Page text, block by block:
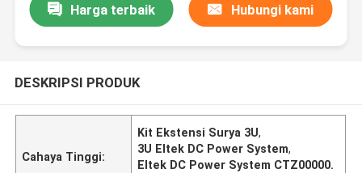
Harga terbaik Hubungi kami
DESKRIPSI PRODUK
Cahaya Tinggi:
Kit Ekstensi Surya 3U,
3U Eltek DC Power System,
Eltek DC Power System CTZ00000.